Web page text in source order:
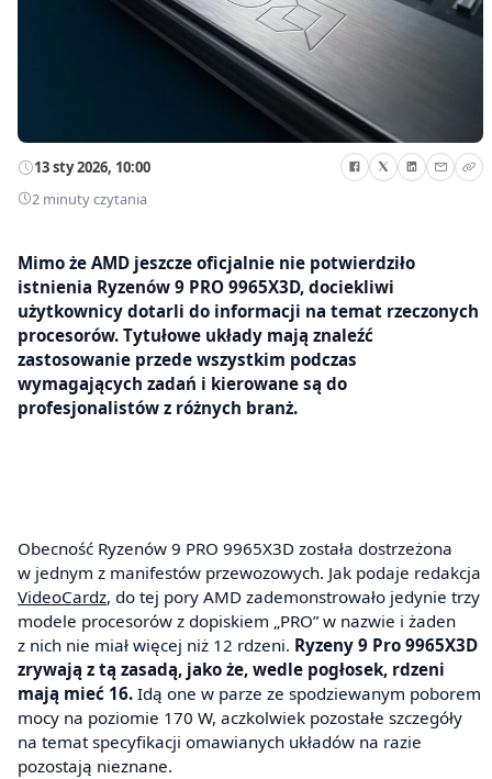
13 sty 2026, 10:00
2 minuty czytania
Mimo że AMD jeszcze oficjalnie nie potwierdziło
istnienia Ryzenów 9 PRO 9965X3D, dociekliwi
użytkownicy dotarli do informacji na temat rzeczonych
procesorów. Tytułowe układy mają znaleźć
zastosowanie przede wszystkim podczas
wymagających zadań i kierowane są do
profesjonalistów z różnych branż.
Obecność Ryzenów 9 PRO 9965X3D została dostrzeżona
w jednym z manifestów przewozowych. Jak podaje redakcja
VideoCardz, do tej pory AMD zademonstrowało jedynie trzy
modele procesorów z dopiskiem „PRO” w nazwie i żaden
z nich nie miał więcej niż 12 rdzeni. Ryzeny 9 Pro 9965X3D
zrywają z tą zasadą, jako że, wedle pogłosek, rdzeni
mają mieć 16. Idą one w parze ze spodziewanym poborem
mocy na poziomie 170 W, aczkolwiek pozostałe szczegóły
na temat specyfikacji omawianych układów na razie
pozostają nieznane.